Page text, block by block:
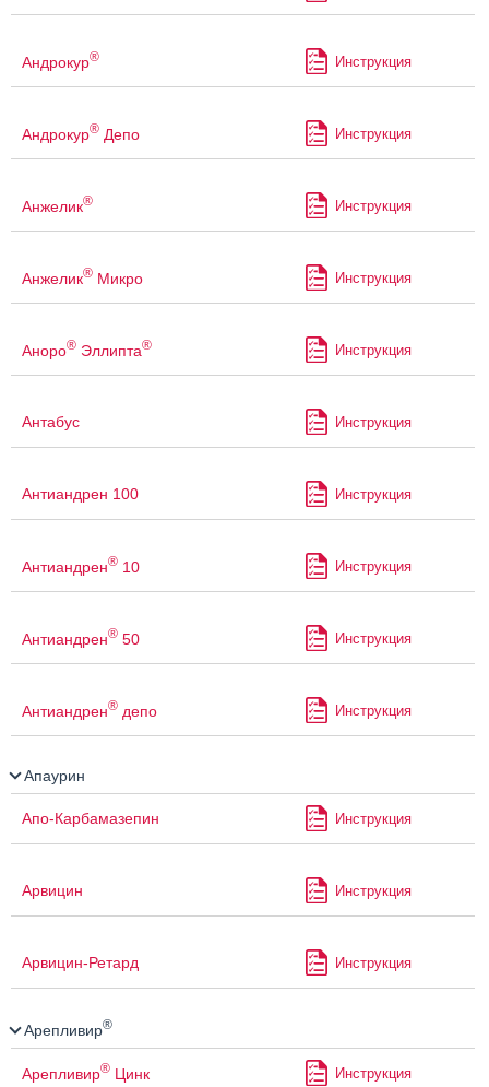
Андрокур® Инструкция
Андрокур® Депо Инструкция
Анжелик® Инструкция
Анжелик® Микро Инструкция
Аноро® Эллипта® Инструкция
Антабус Инструкция
Антиандрен 100 Инструкция
Антиандрен® 10 Инструкция
Антиандрен® 50 Инструкция
Антиандрен® депо Инструкция
Апаурин
Апо-Карбамазепин Инструкция
Арвицин Инструкция
Арвицин-Ретард Инструкция
Арепливир®
Арепливир® Цинк Инструкция